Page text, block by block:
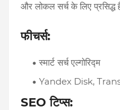
और लोकल सर्च के लिए प्रसिद्ध
फीचर्स:
स्मार्ट सर्च एल्गोरिद्म
Yandex Disk,
SEO टिप्स: